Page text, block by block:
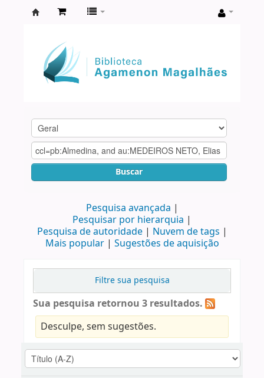
Agamenon
Magalhães
Buscar
Pesquisa avançada
Pesquisar por hierarquia
Pesquisa de autoridade
Nuvem de tags
Mais popular
Sugestões de aquisição
Filtre sua pesquisa
Sua pesquisa retornou 3 resultados.
Desculpe, sem sugestões.